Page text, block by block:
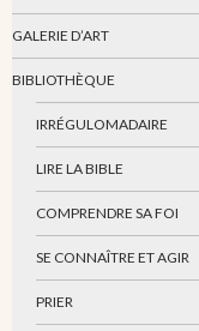
GALERIE D’ART
BIBLIOTHÈQUE
IRRÉGULOMADAIRE
LIRE LA BIBLE
COMPRENDRE SA FOI
SE CONNAÎTRE ET AGIR
PRIER